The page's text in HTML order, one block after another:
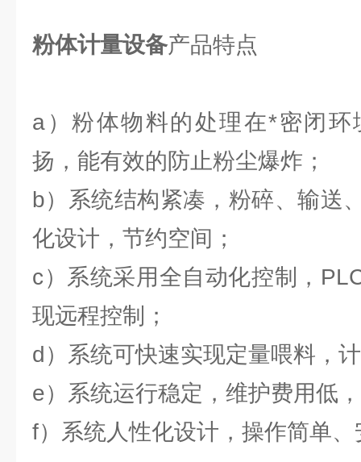
粉体计量设备产品特点
a）粉体物料的处理在*密闭环
扬，能有效的防止粉尘爆炸；
b）系统结构紧凑，粉碎、输送
化设计，节约空间；
c）系统采用全自动化控制，
现远程控制；
d）系统可快速实现定量喂料，
e）系统运行稳定，维护费用低
f）系统人性化设计，操作简单、